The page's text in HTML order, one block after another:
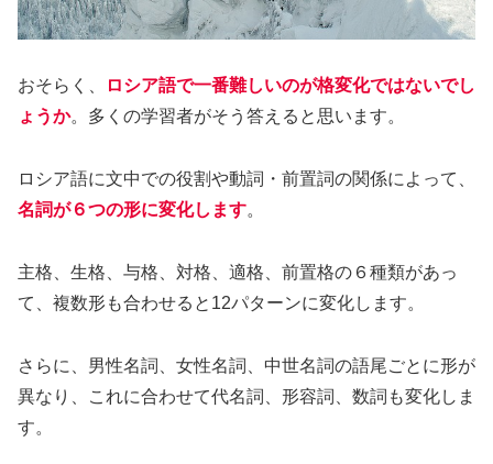
おそらく、
ロシア語で一番難しいのが格変化ではないでし
ょうか。多くの学習者がそう答えると思います。
ロシア語に文中での役割や動詞・前置詞の関係によって、
名詞が６つの形に変化します。
主格、生格、与格、対格、適格、前置格の６種類があっ
て、複数形も合わせると12パターンに変化します。
さらに、男性名詞、女性名詞、中世名詞の語尾ごとに形が
異なり、これに合わせて代名詞、形容詞、数詞も変化しま
す。